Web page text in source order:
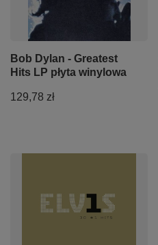
Bob Dylan - Greatest
Hits LP płyta winylowa
129,78 zł